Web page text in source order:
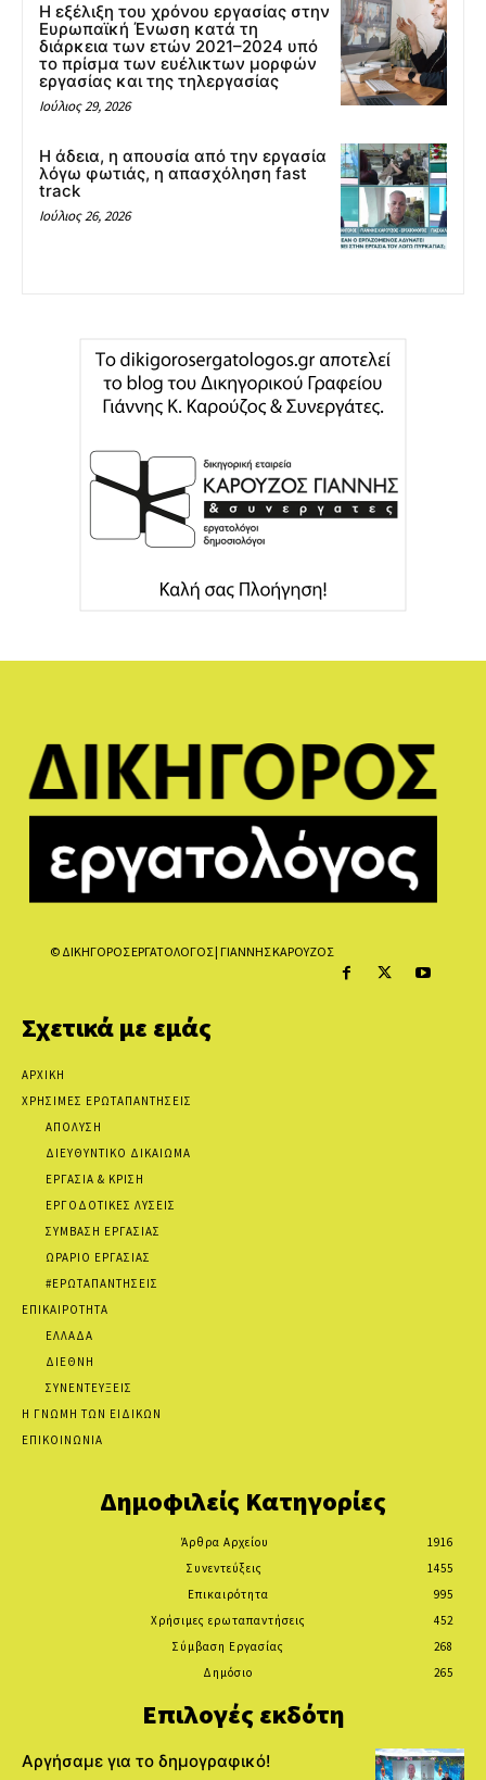
Η εξέλιξη του χρόνου εργασίας στην
Ευρωπαϊκή Ένωση κατά τη
διάρκεια των ετών 2021–2024 υπό
το πρίσμα των ευέλικτων μορφών
εργασίας και της τηλεργασίας
Ιούλιος 29, 2026
Η άδεια, η απουσία από την εργασία
λόγω φωτιάς, η απασχόληση fast
track
Ιούλιος 26, 2026
© ΔΙΚΗΓΟΡΟΣ ΕΡΓΑΤΟΛΟΓΟΣ | ΓΙΑΝΝΗΣ ΚΑΡΟΥΖΟΣ
Σχετικά με εμάς
ΑΡΧΙΚΗ
ΧΡΗΣΙΜΕΣ ΕΡΩΤΑΠΑΝΤΗΣΕΙΣ
ΑΠΟΛΥΣΗ
ΔΙΕΥΘΥΝΤΙΚΟ ΔΙΚΑΙΩΜΑ
ΕΡΓΑΣΙΑ & ΚΡΙΣΗ
ΕΡΓΟΔΟΤΙΚΕΣ ΛΥΣΕΙΣ
ΣΥΜΒΑΣΗ ΕΡΓΑΣΙΑΣ
ΩΡΑΡΙΟ ΕΡΓΑΣΙΑΣ
#ΕΡΩΤΑΠΑΝΤΗΣΕΙΣ
ΕΠΙΚΑΙΡΟΤΗΤΑ
ΕΛΛΑΔΑ
ΔΙΕΘΝΗ
ΣΥΝΕΝΤΕΥΞΕΙΣ
Η ΓΝΩΜΗ ΤΩΝ ΕΙΔΙΚΩΝ
ΕΠΙΚΟΙΝΩΝΙΑ
Δημοφιλείς Κατηγορίες
Άρθρα Αρχείου
1916
Συνεντεύξεις
1455
Επικαιρότητα
995
Χρήσιμες ερωταπαντήσεις
452
Σύμβαση Εργασίας
268
Δημόσιο
265
Επιλογές εκδότη
Αργήσαμε για το δημογραφικό!